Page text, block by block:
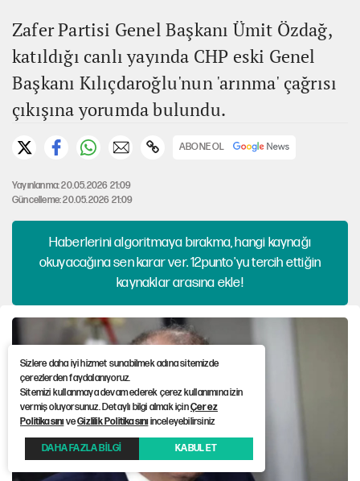
Zafer Partisi Genel Başkanı Ümit Özdağ,
katıldığı canlı yayında CHP eski Genel
Başkanı Kılıçdaroğlu'nun 'arınma' çağrısı
çıkışına yorumda bulundu.
ABONE OL
Yayınlanma: 20.05.2026 21:09
Güncelleme: 20.05.2026 21:09
Haberlerini algoritmaya bırakma, hangi kaynağı
okuyacağına sen karar ver. 12punto'yu tercih ettiğin
kaynaklar arasına ekle!
Sizlere daha iyi hizmet sunabilmek adına sitemizde
çerezlerden faydalanıyoruz.
Sitemizi kullanmaya devam ederek çerez kullanımına izin
vermiş oluyorsunuz. Detaylı bilgi almak içinÇerez
PolitikasınıveGizlilik Politikasınıinceleyebilirsiniz
DAHA FAZLA BİLGİ KABUL ET